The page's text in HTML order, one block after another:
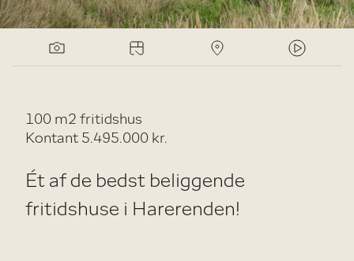
100 m2 fritidshus
Kontant 5.495.000 kr.
Ét af de bedst beliggende
fritidshuse i Harerenden!